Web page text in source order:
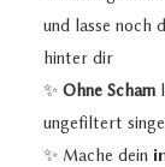
und lasse noch
hinter dir
✨ Ohne Scham
ungefiltert
✨ Mache dein